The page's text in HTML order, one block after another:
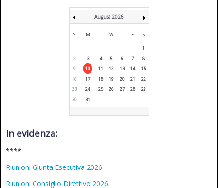
August 2026
S M T W T F S
1
2
3 4 5 6 7
8
9
10 11 12 13 14
15
16
17 18 19 20 21
22
23
24 25 26 27 28
29
30
31
In evidenza:
****
Riunioni Giunta Esecutiva 2026
Riunioni Consiglio Direttivo 2026